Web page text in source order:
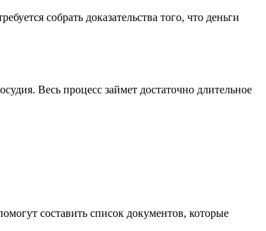
собрать доказательства того, что деньги
Весь процесс займет достаточно длительное
составить список документов, которые